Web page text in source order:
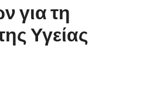
για τη
Υγείας